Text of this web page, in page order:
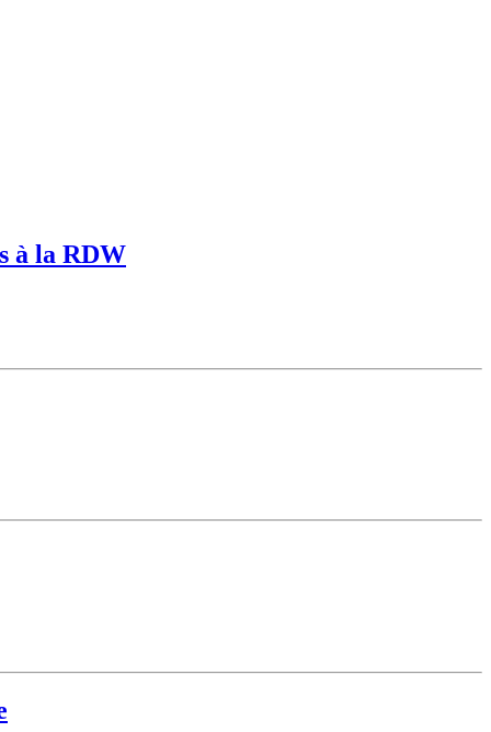
à la RDW